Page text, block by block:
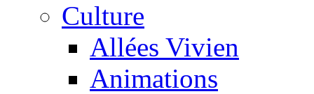
Culture
Allées Vivien
Animations